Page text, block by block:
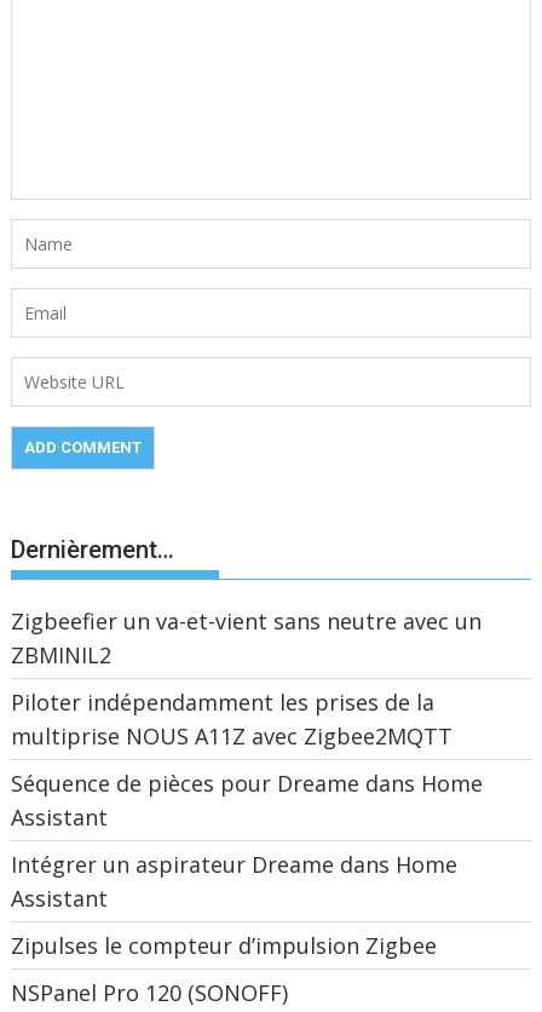
Dernièrement…
Zigbeefier un va-et-vient sans neutre avec un
ZBMINIL2
Piloter indépendamment les prises de la
multiprise NOUS A11Z avec Zigbee2MQTT
Séquence de pièces pour Dreame dans Home
Assistant
Intégrer un aspirateur Dreame dans Home
Assistant
Zipulses le compteur d’impulsion Zigbee
NSPanel Pro 120 (SONOFF)